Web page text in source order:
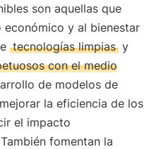
son aquellas que
y al bienestar
tecnologías limpias y
con el medio
de modelos de
la eficiencia de los
el impacto
fomentan la